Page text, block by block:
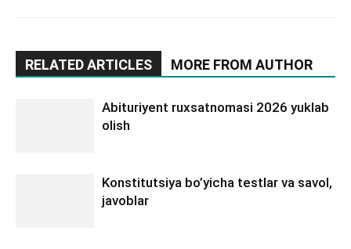
RELATED ARTICLES MORE FROM AUTHOR
Abituriyent ruxsatnomasi 2026 yuklab
olish
Konstitutsiya bo’yicha testlar va savol,
javoblar